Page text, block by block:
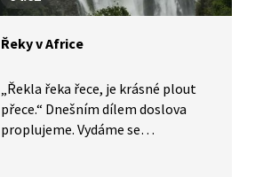
Řeky v Africe
„Řekla řeka řece, je krásné plout
přece.“ Dnešním dílem doslova
proplujeme. Vydáme se